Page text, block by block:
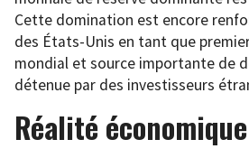
Cette domination est encore
des États-Unis en tant que
mondial et source importante de
détenue par des investisseurs
Réalité